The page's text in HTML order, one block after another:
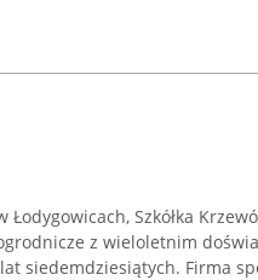
Łodygowicach, Szkółka
z wieloletnim
lat siedemdziesiątych. Firma